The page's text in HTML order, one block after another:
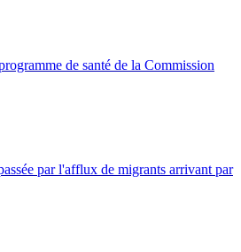
de santé de la Commission
par l'afflux de migrants arrivant par